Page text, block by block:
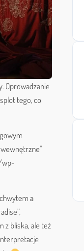
Oprowadzanie
tego, co
wp-
a
z bliska, ale też